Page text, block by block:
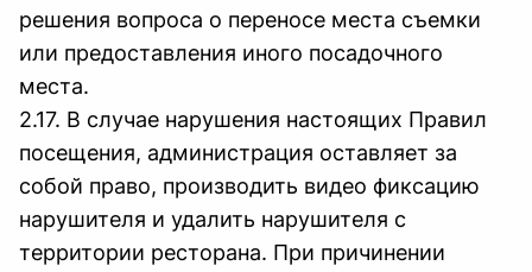
решения вопроса о переносе места съемки
или предоставления иного посадочного
места.
2.17. В случае нарушения настоящих Правил
посещения, администрация оставляет за
собой право, производить видео фиксацию
нарушителя и удалить нарушителя с
территории ресторана. При причинении